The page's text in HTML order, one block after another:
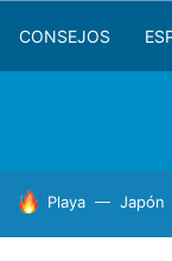
CONSEJOS
HOY SE HABLA
Playa Japón